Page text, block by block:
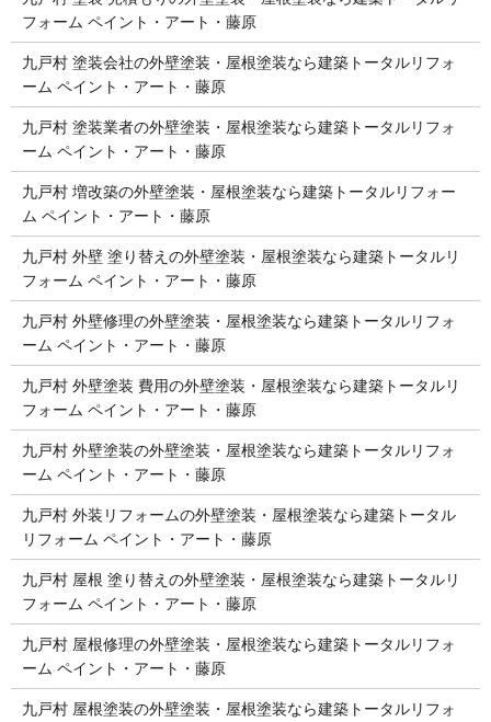
フォーム ペイント・アート・藤原
九戸村 塗装会社の外壁塗装・屋根塗装なら建築トータルリフォ
ーム ペイント・アート・藤原
九戸村 塗装業者の外壁塗装・屋根塗装なら建築トータルリフォ
ーム ペイント・アート・藤原
九戸村 増改築の外壁塗装・屋根塗装なら建築トータルリフォー
ム ペイント・アート・藤原
九戸村 外壁 塗り替えの外壁塗装・屋根塗装なら建築トータルリ
フォーム ペイント・アート・藤原
九戸村 外壁修理の外壁塗装・屋根塗装なら建築トータルリフォ
ーム ペイント・アート・藤原
九戸村 外壁塗装 費用の外壁塗装・屋根塗装なら建築トータルリ
フォーム ペイント・アート・藤原
九戸村 外壁塗装の外壁塗装・屋根塗装なら建築トータルリフォ
ーム ペイント・アート・藤原
九戸村 外装リフォームの外壁塗装・屋根塗装なら建築トータル
リフォーム ペイント・アート・藤原
九戸村 屋根 塗り替えの外壁塗装・屋根塗装なら建築トータルリ
フォーム ペイント・アート・藤原
九戸村 屋根修理の外壁塗装・屋根塗装なら建築トータルリフォ
ーム ペイント・アート・藤原
九戸村 屋根塗装の外壁塗装・屋根塗装なら建築トータルリフォ